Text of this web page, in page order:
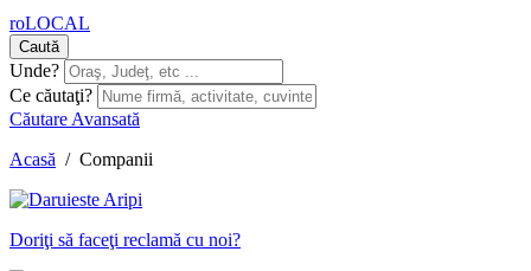
roLOCAL
Caută
Unde?
Ce căutaţi?
Căutare Avansată
Acasă / Companii
Doriţi să faceţi reclamă cu noi?